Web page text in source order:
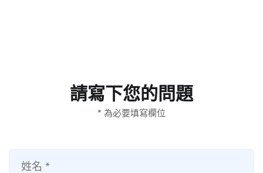
請寫下您的問題
* 為必要填寫欄位